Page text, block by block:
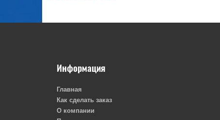
Информация
Главная
Как сделать заказ
О компании